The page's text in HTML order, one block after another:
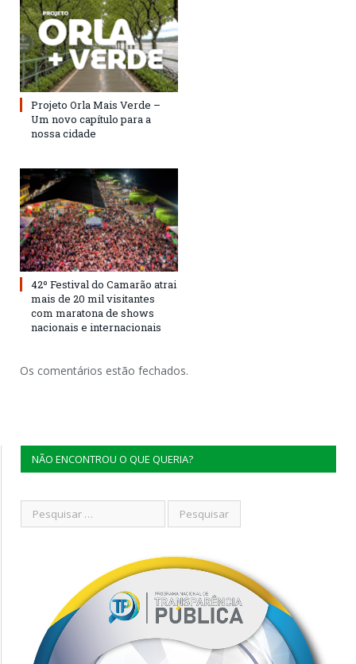
Projeto Orla Mais Verde –
Um novo capítulo para a
nossa cidade
42º Festival do Camarão atrai
mais de 20 mil visitantes
com maratona de shows
nacionais e internacionais
Os comentários estão fechados.
NÃO ENCONTROU O QUE QUERIA?